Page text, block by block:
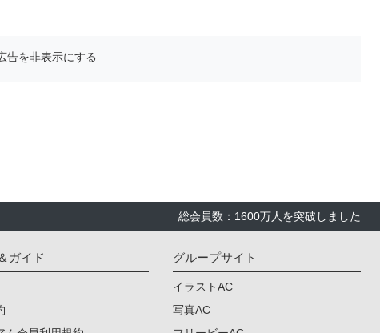
告を非表示にする
総会員数：1600万人を突破しました
ガイド グループサイト
イラストAC
写真AC